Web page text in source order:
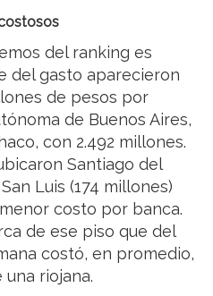
del ranking es
del gasto aparecieron
de pesos por
de Buenos Aires,
con 2.492 millones.
Santiago del
Luis (174 millones)
costo por banca.
de ese piso que del
costó, en promedio,
riojana.